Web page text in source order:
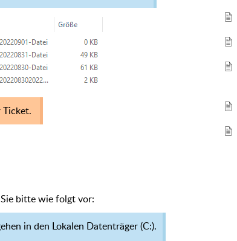
Ticket.
bitte wie folgt vor:
in den Lokalen Datenträger (C:).